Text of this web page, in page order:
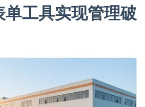
工具实现管理破